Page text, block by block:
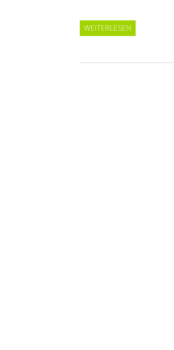
WEITERLESEN